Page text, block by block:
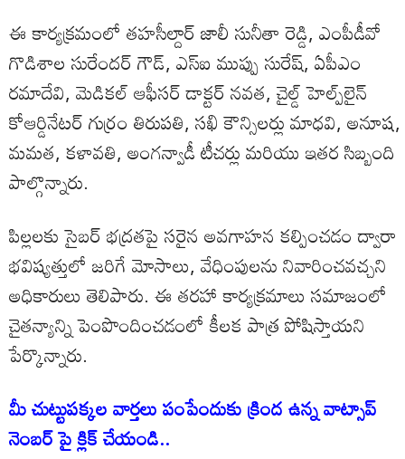
ఈ కార్యక్రమంలో తహసీల్దార్ జాలీ సునీతా రెడ్డి, ఎంపీడీవో
గొడిశాల సురేందర్ గౌడ్, ఎస్ఐ ముప్పు సురేష్, ఏపీఎం
రమాదేవి, మెడికల్ ఆఫీసర్ డాక్టర్ నవత, చైల్డ్ హెల్ప్‌లైన్
కోఆర్డినేటర్ గుర్రం తిరుపతి, సఖి కౌన్సిలర్లు మాధవి, అనూష,
మమత, కళావతి, అంగన్వాడీ టీచర్లు మరియు ఇతర సిబ్బంది
పాల్గొన్నారు.
పిల్లలకు సైబర్ భద్రతపై సరైన అవగాహన కల్పించడం ద్వారా
భవిష్యత్తులో జరిగే మోసాలు, వేధింపులను నివారించవచ్చని
అధికారులు తెలిపారు. ఈ తరహా కార్యక్రమాలు సమాజంలో
చైతన్యాన్ని పెంపొందించడంలో కీలక పాత్ర పోషిస్తాయని
పేర్కొన్నారు.
మీ చుట్టుపక్కల వార్తలు పంపేందుకు క్రింద ఉన్న వాట్సాప్
నెంబర్ పై క్లిక్ చేయండి..